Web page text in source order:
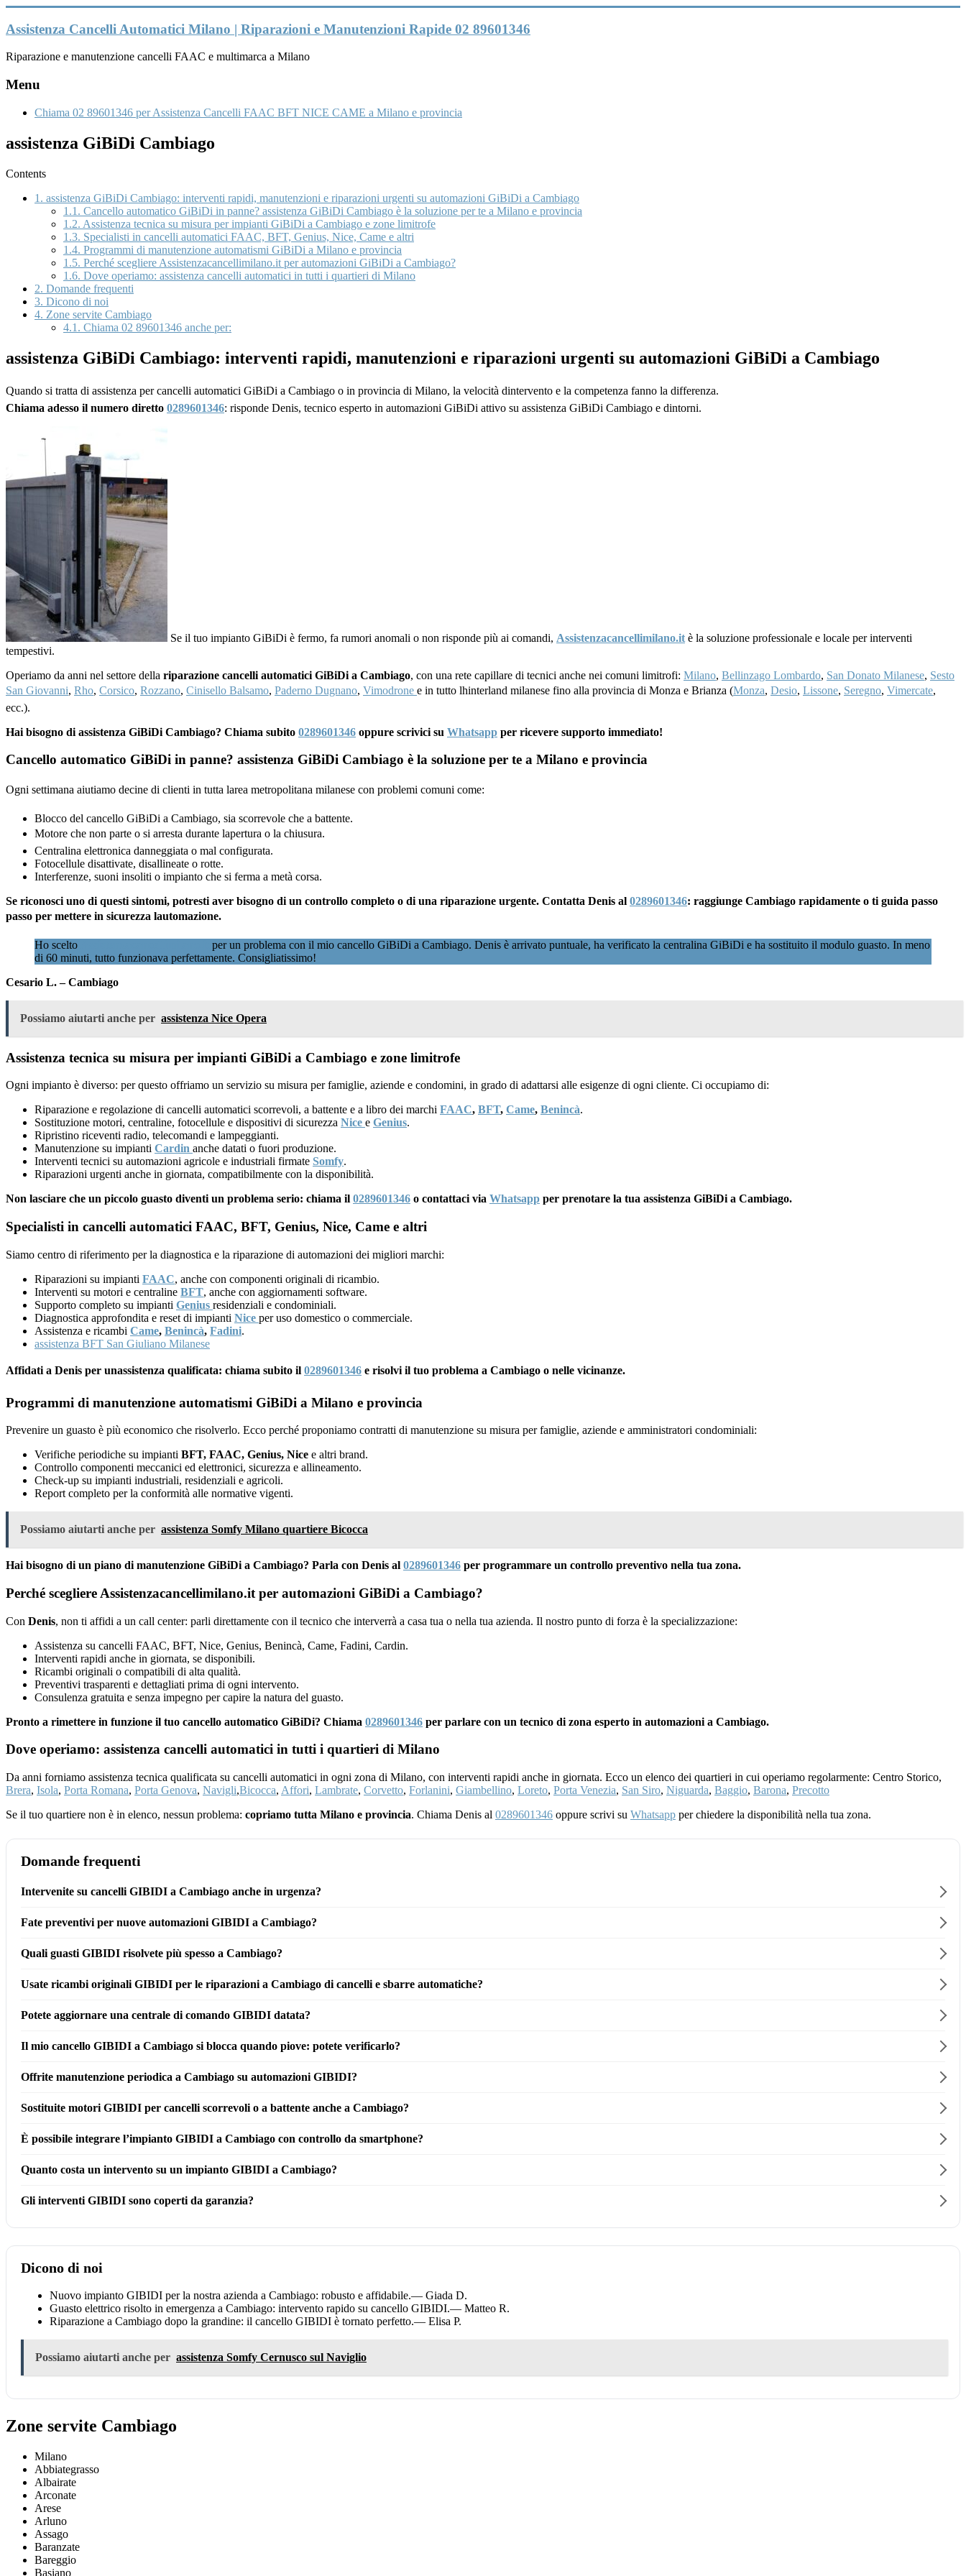
al
contenuto
Assistenza Cancelli Automatici Milano | Riparazioni e Manutenzioni Rapide 02 89601346
Riparazione e manutenzione cancelli FAAC e multimarca a Milano
Menu
Chiama 02 89601346 per Assistenza Cancelli FAAC BFT NICE CAME a Milano e provincia
assistenza GiBiDi Cambiago
Contents
1. assistenza GiBiDi Cambiago: interventi rapidi, manutenzioni e riparazioni urgenti su automazioni GiBiDi a Cambiago
1.1. Cancello automatico GiBiDi in panne? assistenza GiBiDi Cambiago è la soluzione per te a Milano e provincia
1.2. Assistenza tecnica su misura per impianti GiBiDi a Cambiago e zone limitrofe
1.3. Specialisti in cancelli automatici FAAC, BFT, Genius, Nice, Came e altri
1.4. Programmi di manutenzione automatismi GiBiDi a Milano e provincia
1.5. Perché scegliere Assistenzacancellimilano.it per automazioni GiBiDi a Cambiago?
1.6. Dove operiamo: assistenza cancelli automatici in tutti i quartieri di Milano
2. Domande frequenti
3. Dicono di noi
4. Zone servite Cambiago
4.1. Chiama 02 89601346 anche per:
assistenza GiBiDi Cambiago: interventi rapidi, manutenzioni e riparazioni urgenti su automazioni GiBiDi a Cambiago
Quando si tratta di assistenza per cancelli automatici GiBiDi a Cambiago o in provincia di Milano, la velocità dintervento e la competenza fanno la differenza.
Chiama adesso il numero diretto 0289601346: risponde Denis, tecnico esperto in automazioni GiBiDi attivo su assistenza GiBiDi Cambiago e dintorni.
Se il tuo impianto GiBiDi è fermo, fa rumori anomali o non risponde più ai comandi, Assistenzacancellimilano.it è la soluzione professionale e locale per interventi
tempestivi.
Operiamo da anni nel settore della riparazione cancelli automatici GiBiDi a Cambiago, con una rete capillare di tecnici anche nei comuni limitrofi: Milano, Bellinzago Lombardo, San Donato Milanese, Sesto
San Giovanni, Rho, Corsico, Rozzano, Cinisello Balsamo, Paderno Dugnano, Vimodrone e in tutto lhinterland milanese fino alla provincia di Monza e Brianza (Monza, Desio, Lissone, Seregno, Vimercate,
ecc.).
Hai bisogno di assistenza GiBiDi Cambiago? Chiama subito 0289601346 oppure scrivici su Whatsapp per ricevere supporto immediato!
Cancello automatico GiBiDi in panne? assistenza GiBiDi Cambiago è la soluzione per te a Milano e provincia
Ogni settimana aiutiamo decine di clienti in tutta larea metropolitana milanese con problemi comuni come:
Blocco del cancello GiBiDi a Cambiago, sia scorrevole che a battente.
Motore che non parte o si arresta durante lapertura o la chiusura.
Centralina elettronica danneggiata o mal configurata.
Fotocellule disattivate, disallineate o rotte.
Interferenze, suoni insoliti o impianto che si ferma a metà corsa.
Se riconosci uno di questi sintomi, potresti aver bisogno di un controllo completo o di una riparazione urgente. Contatta Denis al 0289601346: raggiunge Cambiago rapidamente o ti guida passo
passo per mettere in sicurezza lautomazione.
Ho scelto
per un problema con il mio cancello GiBiDi a Cambiago. Denis è arrivato puntuale, ha verificato la centralina GiBiDi e ha sostituito il modulo guasto. In meno
di 60 minuti, tutto funzionava perfettamente. Consigliatissimo!
Cesario L. – Cambiago
Possiamo aiutarti anche per assistenza Nice Opera
Assistenza tecnica su misura per impianti GiBiDi a Cambiago e zone limitrofe
Ogni impianto è diverso: per questo offriamo un servizio su misura per famiglie, aziende e condomini, in grado di adattarsi alle esigenze di ogni cliente. Ci occupiamo di:
Riparazione e regolazione di cancelli automatici scorrevoli, a battente e a libro dei marchi FAAC, BFT, Came, Benincà.
Sostituzione motori, centraline, fotocellule e dispositivi di sicurezza Nice e Genius.
Ripristino riceventi radio, telecomandi e lampeggianti.
Manutenzione su impianti Cardin anche datati o fuori produzione.
Interventi tecnici su automazioni agricole e industriali firmate Somfy.
Riparazioni urgenti anche in giornata, compatibilmente con la disponibilità.
Non lasciare che un piccolo guasto diventi un problema serio: chiama il 0289601346 o contattaci via Whatsapp per prenotare la tua assistenza GiBiDi a Cambiago.
Specialisti in cancelli automatici FAAC, BFT, Genius, Nice, Came e altri
Siamo centro di riferimento per la diagnostica e la riparazione di automazioni dei migliori marchi:
Riparazioni su impianti FAAC, anche con componenti originali di ricambio.
Interventi su motori e centraline BFT, anche con aggiornamenti software.
Supporto completo su impianti Genius residenziali e condominiali.
Diagnostica approfondita e reset di impianti Nice per uso domestico o commerciale.
Assistenza e ricambi Came, Benincà, Fadini.
assistenza BFT San Giuliano Milanese
Affidati a Denis per unassistenza qualificata: chiama subito il 0289601346 e risolvi il tuo problema a Cambiago o nelle vicinanze.
Programmi di manutenzione automatismi GiBiDi a Milano e provincia
Prevenire un guasto è più economico che risolverlo. Ecco perché proponiamo contratti di manutenzione su misura per famiglie, aziende e amministratori condominiali:
Verifiche periodiche su impianti BFT, FAAC, Genius, Nice e altri brand.
Controllo componenti meccanici ed elettronici, sicurezza e allineamento.
Check-up su impianti industriali, residenziali e agricoli.
Report completo per la conformità alle normative vigenti.
Possiamo aiutarti anche per assistenza Somfy Milano quartiere Bicocca
Hai bisogno di un piano di manutenzione GiBiDi a Cambiago? Parla con Denis al 0289601346 per programmare un controllo preventivo nella tua zona.
Perché scegliere Assistenzacancellimilano.it per automazioni GiBiDi a Cambiago?
Con Denis, non ti affidi a un call center: parli direttamente con il tecnico che interverrà a casa tua o nella tua azienda. Il nostro punto di forza è la specializzazione:
Assistenza su cancelli FAAC, BFT, Nice, Genius, Benincà, Came, Fadini, Cardin.
Interventi rapidi anche in giornata, se disponibili.
Ricambi originali o compatibili di alta qualità.
Preventivi trasparenti e dettagliati prima di ogni intervento.
Consulenza gratuita e senza impegno per capire la natura del guasto.
Pronto a rimettere in funzione il tuo cancello automatico GiBiDi? Chiama 0289601346 per parlare con un tecnico di zona esperto in automazioni a Cambiago.
Dove operiamo: assistenza cancelli automatici in tutti i quartieri di Milano
Da anni forniamo assistenza tecnica qualificata su cancelli automatici in ogni zona di Milano, con interventi rapidi anche in giornata. Ecco un elenco dei quartieri in cui operiamo regolarmente: Centro Storico,
Brera, Isola, Porta Romana, Porta Genova, Navigli,Bicocca, Affori, Lambrate, Corvetto, Forlanini, Giambellino, Loreto, Porta Venezia, San Siro, Niguarda, Baggio, Barona, Precotto
Se il tuo quartiere non è in elenco, nessun problema: copriamo tutta Milano e provincia. Chiama Denis al 0289601346 oppure scrivi su Whatsapp per chiedere la disponibilità nella tua zona.
Domande frequenti
Intervenite su cancelli GIBIDI a Cambiago anche in urgenza?
Fate preventivi per nuove automazioni GIBIDI a Cambiago?
Quali guasti GIBIDI risolvete più spesso a Cambiago?
Usate ricambi originali GIBIDI per le riparazioni a Cambiago di cancelli e sbarre automatiche?
Potete aggiornare una centrale di comando GIBIDI datata?
Il mio cancello GIBIDI a Cambiago si blocca quando piove: potete verificarlo?
Offrite manutenzione periodica a Cambiago su automazioni GIBIDI?
Sostituite motori GIBIDI per cancelli scorrevoli o a battente anche a Cambiago?
È possibile integrare l’impianto GIBIDI a Cambiago con controllo da smartphone?
Quanto costa un intervento su un impianto GIBIDI a Cambiago?
Gli interventi GIBIDI sono coperti da garanzia?
Dicono di noi
Nuovo impianto GIBIDI per la nostra azienda a Cambiago: robusto e affidabile.— Giada D.
Guasto elettrico risolto in emergenza a Cambiago: intervento rapido su cancello GIBIDI.— Matteo R.
Riparazione a Cambiago dopo la grandine: il cancello GIBIDI è tornato perfetto.— Elisa P.
Possiamo aiutarti anche per assistenza Somfy Cernusco sul Naviglio
Zone servite Cambiago
Milano
Abbiategrasso
Albairate
Arconate
Arese
Arluno
Assago
Baranzate
Bareggio
Basiano